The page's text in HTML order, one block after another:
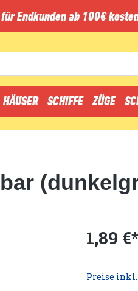
Endkunden ab 100€
HÄUSER SCHIFFE ZÜGE
1,89 €*
Preise inkl.